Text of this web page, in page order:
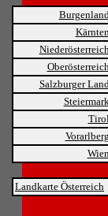
Salzburger
Vorarlberg
Landkarte Österreich